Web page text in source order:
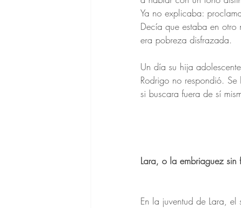
Ya no explicaba:
Decía que estaba en
era pobreza disfrazada.
Un día su hija
Rodrigo no respondió.
si buscara fuera de sí
Lara, o la embriaguez sin
En la juventud de Lara,